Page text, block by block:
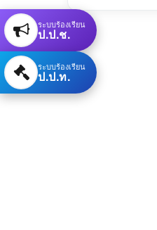
ระบบร้องเรียน
ป.ป.ช.
ระบบร้องเรียน
ป.ป.ท.